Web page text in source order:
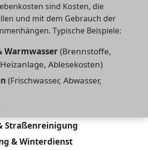
sind Kosten, die
und mit dem Gebrauch der
Typische Beispiele:
Warmwasser(Brennstoffe,
Ablesekosten)
(Frischwasser, Abwasser,
Straßenreinigung
& Winterdienst